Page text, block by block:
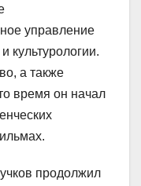
управление
культурологии.
а также
время он начал
продолжил